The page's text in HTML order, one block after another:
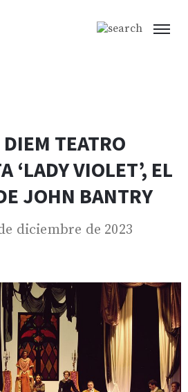
TEATRO
‘LADY VIOLET’, EL
JOHN BANTRY
diciembre de 2023